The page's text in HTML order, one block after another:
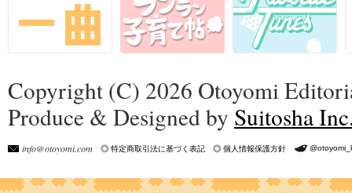
Copyright (C) 2026 Otoyomi
Produce & Designed by Suitosha
info@otoyomi.com 特定商取引法に基づく表記 個人情報保護方針